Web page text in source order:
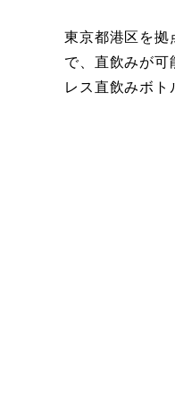
東京都港区を拠
で、直飲みが
レス直飲みボト